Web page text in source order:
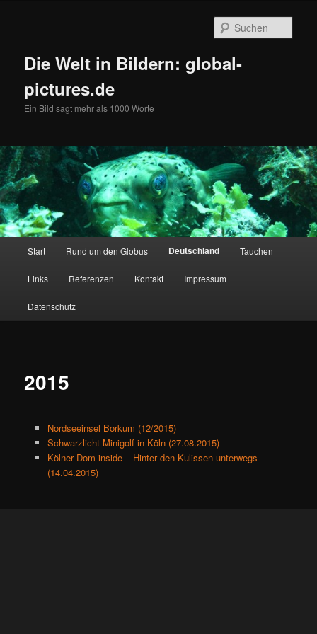
Die Welt in Bildern: global-
pictures.de
Ein Bild sagt mehr als 1000 Worte
Start Rund um den Globus Deutschland Tauchen
Links Referenzen Kontakt Impressum
Datenschutz
2015
Nordseeinsel Borkum (12/2015)
Schwarzlicht Minigolf in Köln (27.08.2015)
Kölner Dom inside – Hinter den Kulissen unterwegs
(14.04.2015)